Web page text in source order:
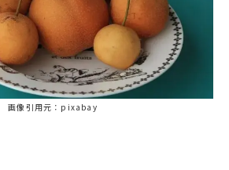
画像引用元：pixabay